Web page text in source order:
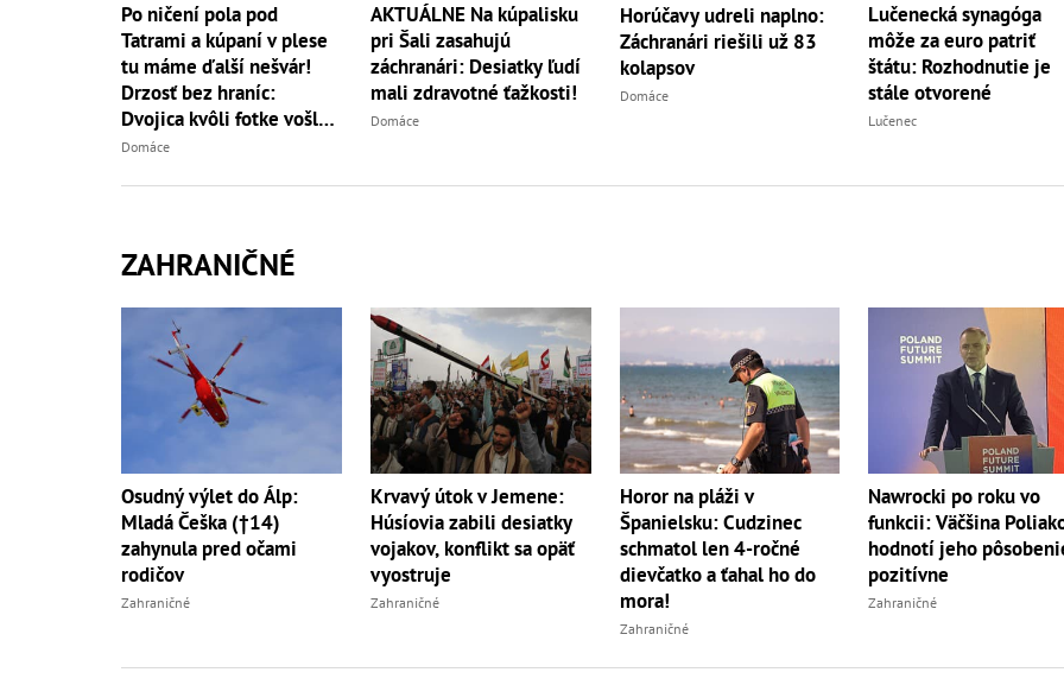
Po ničení pola pod
Tatrami a kúpaní v plese
tu máme ďalší nešvár!
Drzosť bez hraníc:
Dvojica kvôli fotke vošla
do...
Domáce
AKTUÁLNE Na kúpalisku
pri Šali zasahujú
záchranári: Desiatky ľudí
mali zdravotné ťažkosti!
Domáce
Horúčavy udreli naplno:
Záchranári riešili už 83
kolapsov
Domáce
Lučenecká synagóga
môže za euro patriť
štátu: Rozhodnutie je
stále otvorené
Lučenec
ZAHRANIČNÉ
Osudný výlet do Álp:
Mladá Češka (†14)
zahynula pred očami
rodičov
Zahraničné
Krvavý útok v Jemene:
Húsíovia zabili desiatky
vojakov, konflikt sa opäť
vyostruje
Zahraničné
Horor na pláži v
Španielsku: Cudzinec
schmatol len 4-ročné
dievčatko a ťahal ho do
mora!
Zahraničné
Nawrocki po roku vo
funkcii: Väčšina
hodnotí jeho
pozitívne
Zahraničné